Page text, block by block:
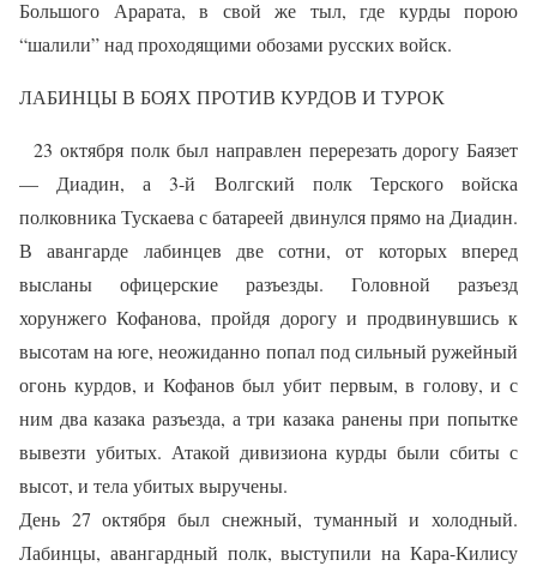
Большого Арарата, в свой же тыл, где курды порою
“шалили” над проходящими обозами русских войск.
ЛАБИНЦЫ В БОЯХ ПРОТИВ КУРДОВ И ТУРОК
23 октября полк был направлен перерезать дорогу Баязет
— Диадин, а 3-й Волгский полк Терского войска
полковника Тускаева с батареей двинулся прямо на Диадин.
В авангарде лабинцев две сотни, от которых вперед
высланы офицерские разъезды. Головной разъезд
хорунжего Кофанова, пройдя дорогу и продвинувшись к
высотам на юге, неожиданно попал под сильный ружейный
огонь курдов, и Кофанов был убит первым, в голову, и с
ним два казака разъезда, а три казака ранены при попытке
вывезти убитых. Атакой дивизиона курды были сбиты с
высот, и тела убитых выручены.
День 27 октября был снежный, туманный и холодный.
Лабинцы, авангардный полк, выступили на Кара-Килису